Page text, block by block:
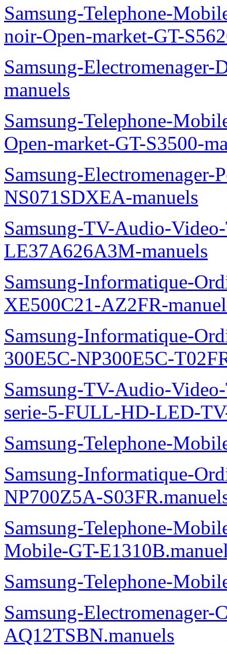
Samsung-Telephone-
noir-Open-market-GT-
Samsung-Electromenager-
manuels
Samsung-Telephone-
Open-market-GT-S3500-
Samsung-
NS071SDXEA-manuels
Samsung-TV-Audio-
LE37A626A3M-manuels
Samsung-Informatique-
XE500C21-AZ2FR-
Samsung-Informatique-
300E5C-NP300E5C-
Samsung-TV-Audio-
serie-5-FULL-HD-LED-
Samsung-Telephone-
Samsung-Informatique-
NP700Z5A-
Samsung-Telephone-
Mobile-GT-
Samsung-Telephone-
Samsung-Electromenager-
AQ12TSBN.manuels